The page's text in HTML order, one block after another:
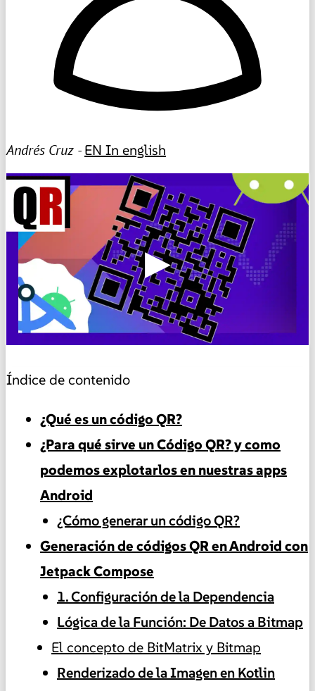
Andrés Cruz -EN In english
▶
Índice de contenido
¿Qué es un código QR?
¿Para qué sirve un Código QR? y como
podemos explotarlos en nuestras apps
Android
¿Cómo generar un código QR?
Generación de códigos QR en Android con
Jetpack Compose
1. Configuración de la Dependencia
Lógica de la Función: De Datos a Bitmap
El concepto de BitMatrix y Bitmap
Renderizado de la Imagen en Kotlin